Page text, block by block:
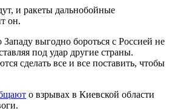
и ракеты дальнобойные
он.
выгодно бороться с Россией не
под удар другие страны.
сделать все и все поставить, чтобы
о взрывах в Киевской области